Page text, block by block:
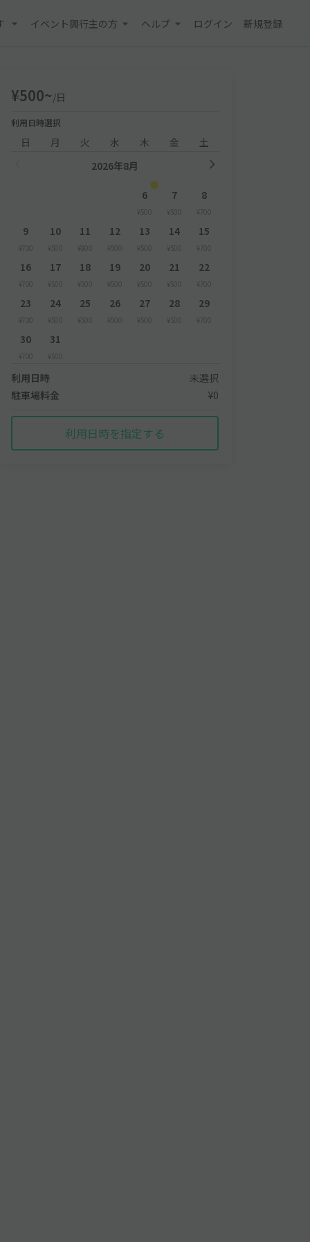
イベント興行主の方 ヘルプ ログイン 新規登録
¥500~/日
利用日時選択
日 月 火 水 木 金
土
2026年8月
6
¥500
7
¥500
8
¥700
9
¥700
10
¥500
11
¥800
12
¥500
13
¥500
14
¥500
15
¥700
16
¥700
17
¥500
18
¥500
19
¥500
20
¥500
21
¥500
22
¥700
23
¥700
24
¥500
25
¥500
26
¥500
27
¥500
28
¥500
29
¥700
30
¥700
31
¥500
利用日時
未選択
駐車場料金
¥0
利用日時を指定する